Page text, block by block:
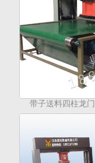
带子送料四柱龙